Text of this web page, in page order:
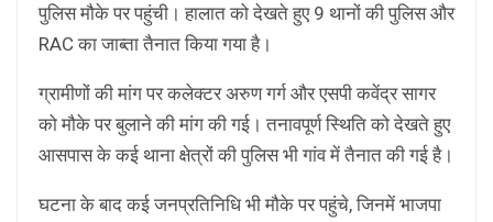
पुलिस मौके पर पहुंची। हालात को देखते हुए 9 थानों की पुलिस और
RAC का जाब्ता तैनात किया गया है।
ग्रामीणों की मांग पर कलेक्टर अरुण गर्ग और एसपी कवेंद्र सागर
को मौके पर बुलाने की मांग की गई। तनावपूर्ण स्थिति को देखते हुए
आसपास के कई थाना क्षेत्रों की पुलिस भी गांव में तैनात की गई है।
घटना के बाद कई जनप्रतिनिधि भी मौके पर पहुंचे, जिनमें भाजपा